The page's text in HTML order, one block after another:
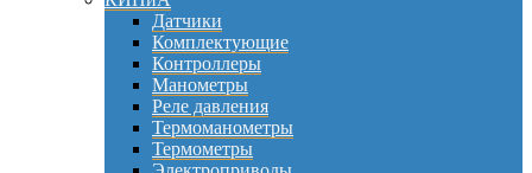
Датчики
Комплектующие
Контроллеры
Манометры
Реле давления
Термоманометры
Термометры